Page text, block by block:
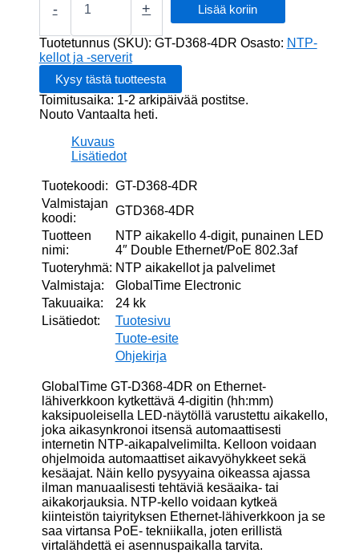
-
digit,
punainen
LED
Double
Ethernet/PoE
802.3af
määrä
+ Lisää koriin
Tuotetunnus (SKU): GT-D368-4DR Osasto: NTP-
kellot ja -serverit
Toimitusaika: 1-2 arkipäivää postitse.
Nouto Vantaalta heti.
Kuvaus
Lisätiedot
Tuotekoodi: GT-D368-4DR
Valmistajan
koodi:
GTD368-4DR
Tuotteen
nimi:
NTP aikakello 4-digit, punainen LED
4″ Double Ethernet/PoE 802.3af
Tuoteryhmä: NTP aikakellot ja palvelimet
Valmistaja:
GlobalTime Electronic
Takuuaika:
24 kk
Lisätiedot:
Tuotesivu
Tuote-esite
Ohjekirja
GlobalTime GT-D368-4DR on Ethernet-
lähiverkkoon kytkettävä 4-digitin (hh:mm)
kaksipuoleisella LED-näytöllä varustettu aikakello,
joka aikasynkronoi itsensä automaattisesti
internetin NTP-aikapalvelimilta. Kelloon voidaan
ohjelmoida automaattiset aikavyöhykkeet sekä
kesäajat. Näin kello pysyyaina oikeassa ajassa
ilman manuaalisesti tehtäviä kesäaika- tai
aikakorjauksia. NTP-kello voidaan kytkeä
kiinteistön taiyrityksen Ethernet-lähiverkkoon ja se
saa virtansa PoE- tekniikalla, joten erillistä
virtalähdettä ei asennuspaikalla tarvita.